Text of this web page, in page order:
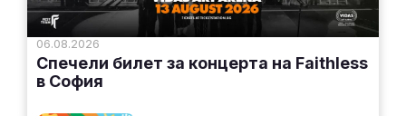
06.08.2026
Спечели билет за концерта на Faithless
в София